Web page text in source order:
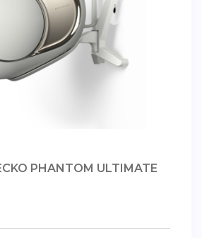
PHANTOM ULTIMATE